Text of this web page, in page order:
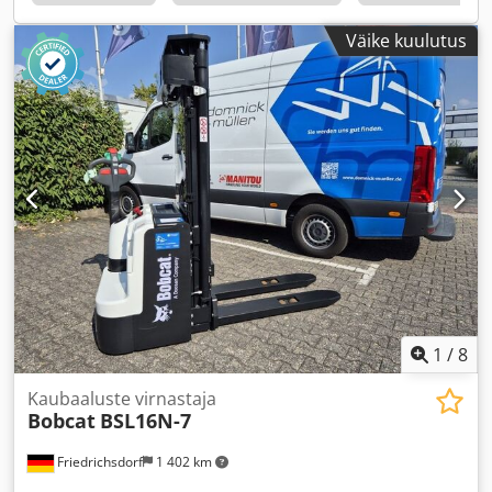
Väike kuulutus
1 /8
Friedrichsdorf 1 402 km
Kaubaaluste virnastaja
Bobcat BSL16N-7